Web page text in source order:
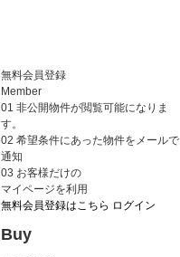
無料会員登録
Member
01 非公開物件が閲覧可能になりま
す。
02 希望条件にあった物件をメールで
通知
03 お客様だけの
マイページを利用
無料会員登録はこちら ログイン
Buy